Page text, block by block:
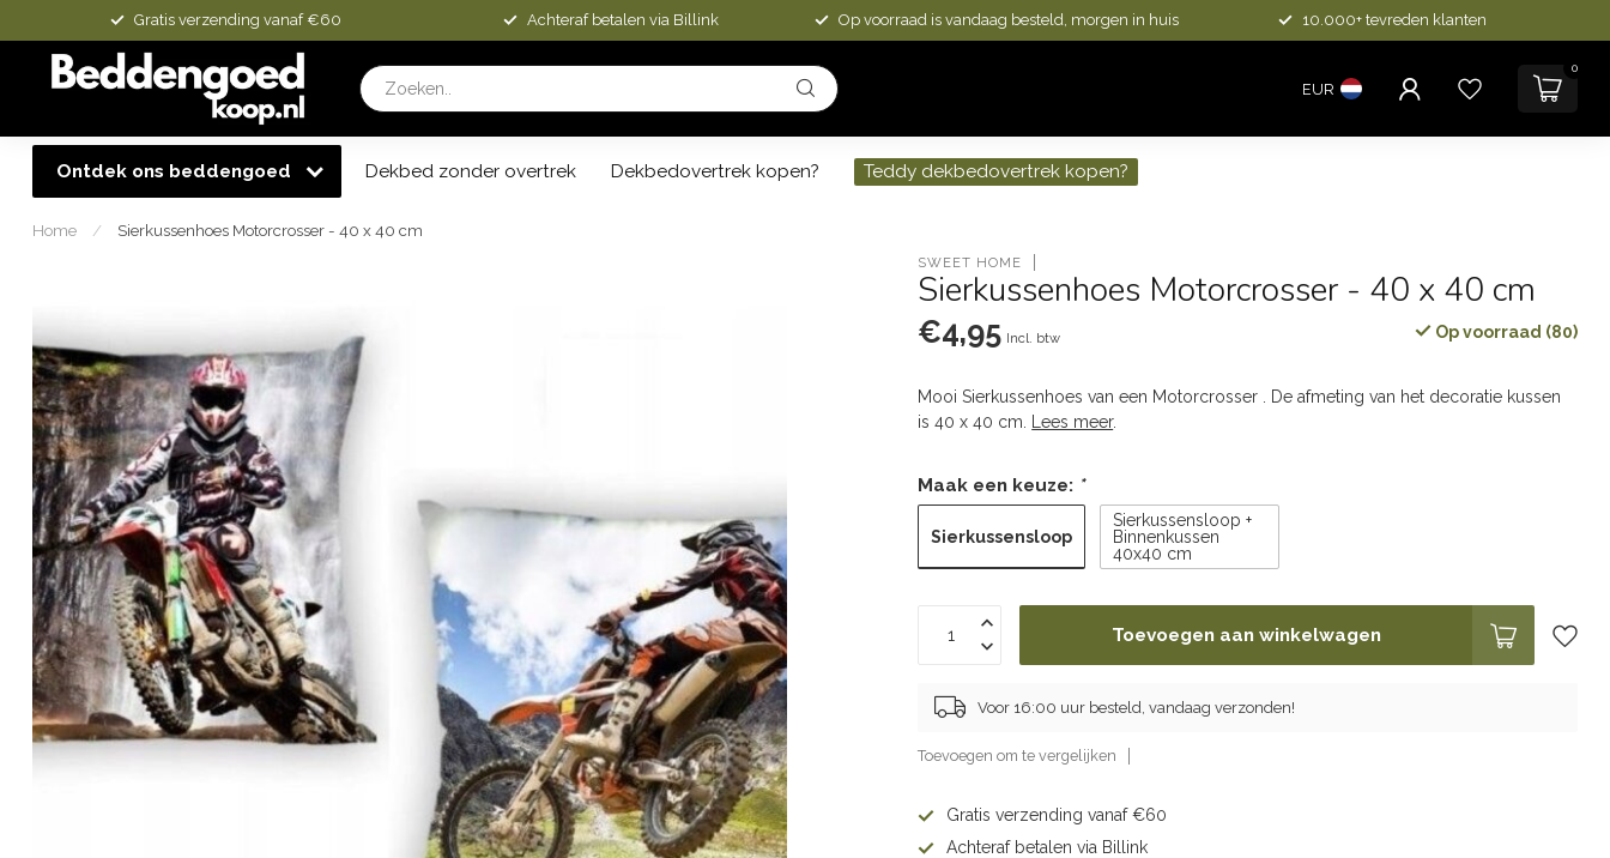
Gratis verzending vanaf €60 Achteraf betalen via Billink Op voorraad is vandaag besteld, morgen in huis 10.000+ tevreden klanten
EUR
0
Ontdek ons beddengoed Dekbed zonder overtrek Dekbedovertrek kopen? Teddy dekbedovertrek kopen?
Home / Sierkussenhoes Motorcrosser - 40 x 40 cm
SWEET HOME
Sierkussenhoes Motorcrosser - 40 x 40 cm
€4,95 Incl. btw Op voorraad (80)
Mooi Sierkussenhoes van een Motorcrosser . De afmeting van het decoratie kussen
is 40 x 40 cm.
Lees meer.
Maak een keuze: *
Sierkussensloop
Sierkussensloop +
Binnenkussen
40x40 cm
Toevoegen aan winkelwagen
Voor 16:00 uur besteld, vandaag verzonden!
Toevoegen om te vergelijken
Gratis verzending vanaf €60
Achteraf betalen via Billink